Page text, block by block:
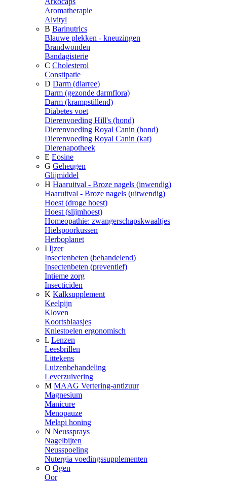
Aromatherapie
Alvityl
B Barinutrics
Blauwe plekken - kneuzingen
Brandwonden
Bandagisterie
C Cholesterol
Constipatie
D Darm (diarree)
Darm (gezonde darmflora)
Darm (krampstillend)
Diabetes voet
Dierenvoeding Hill's (hond)
Dierenvoeding Royal Canin (hond)
Dierenvoeding Royal Canin (kat)
Dierenapotheek
E Eosine
G Geheugen
Glijmiddel
H Haaruitval - Broze nagels (inwendig)
Haaruitval - Broze nagels (uitwendig)
Hoest (droge hoest)
Hoest (slijmhoest)
Homeopathie: zwangerschapskwaaltjes
Hielspoorkussen
Herboplanet
I Ijzer
Insectenbeten (behandelend)
Insectenbeten (preventief)
Intieme zorg
Insecticiden
K Kalksupplement
Keelpijn
Kloven
Koortsblaasjes
Kniestoelen ergonomisch
L Lenzen
Leesbrillen
Littekens
Luizenbehandeling
Leverzuivering
M MAAG Vertering-antizuur
Magnesium
Manicure
Menopauze
Melapi honing
N Neussprays
Nagelbijten
Neusspoeling
Nutergia voedingssupplementen
O Ogen
Oor